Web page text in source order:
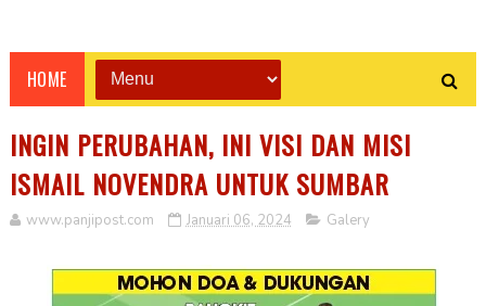
HOME
INGIN PERUBAHAN, INI VISI DAN MISI
ISMAIL NOVENDRA UNTUK SUMBAR
www.panjipost.com Januari 06, 2024 Galery